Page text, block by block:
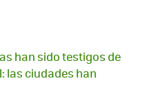
han sido testigos de
las ciudades han